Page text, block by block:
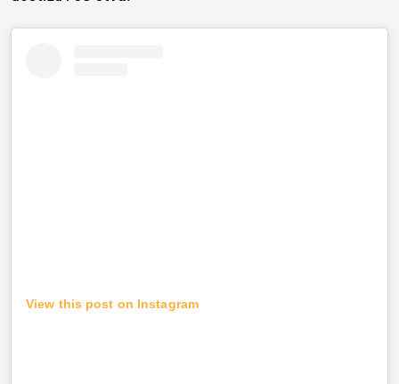
View this post on Instagram